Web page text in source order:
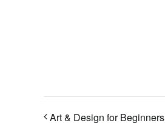
Art & Design for Beginners